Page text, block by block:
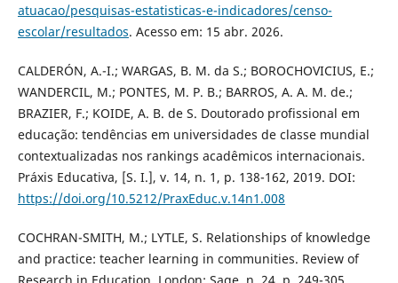
atuacao/pesquisas-estatisticas-e-indicadores/censo-
escolar/resultados. Acesso em: 15 abr. 2026.
CALDERÓN, A.-I.; WARGAS, B. M. da S.; BOROCHOVICIUS, E.;
WANDERCIL, M.; PONTES, M. P. B.; BARROS, A. A. M. de.;
BRAZIER, F.; KOIDE, A. B. de S. Doutorado profissional em
educação: tendências em universidades de classe mundial
contextualizadas nos rankings acadêmicos internacionais.
Práxis Educativa, [S. I.], v. 14, n. 1, p. 138-162, 2019. DOI:
https://doi.org/10.5212/PraxEduc.v.14n1.008
COCHRAN-SMITH, M.; LYTLE, S. Relationships of knowledge
and practice: teacher learning in communities. Review of
Research in Education, London: Sage, n. 24, p. 249-305,